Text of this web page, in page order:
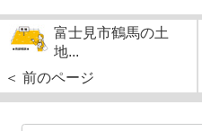
富士見市鶴馬の土
地...
＜ 前のページ